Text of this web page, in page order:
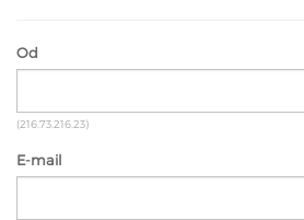
Od
(216.73.216.23)
E-mail